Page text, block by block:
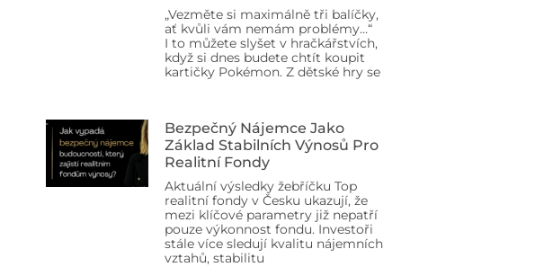
„Vezměte si maximálně tři balíčky,
ať kvůli vám nemám problémy…“
I to můžete slyšet v hračkářstvích,
když si dnes budete chtít koupit
kartičky Pokémon. Z dětské hry se
Bezpečný Nájemce Jako
Základ Stabilních Výnosů Pro
Realitní Fondy
Aktuální výsledky žebříčku Top
realitní fondy v Česku ukazují, že
mezi klíčové parametry již nepatří
pouze výkonnost fondu. Investoři
stále více sledují kvalitu nájemních
vztahů, stabilitu